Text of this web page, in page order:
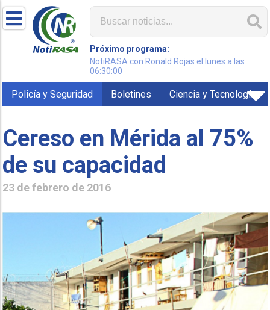
Próximo programa:
NotiRASA con Ronald Rojas el lunes a las
06:30:00
Policía y Seguridad Boletines Ciencia y Tecnología
Cereso en Mérida al 75%
de su capacidad
23 de febrero de 2016